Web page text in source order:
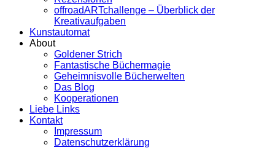
offroadARTchallenge – Überblick der
Kreativaufgaben
Kunstautomat
About
Goldener Strich
Fantastische Büchermagie
Geheimnisvolle Bücherwelten
Das Blog
Kooperationen
Liebe Links
Kontakt
Impressum
Datenschutzerklärung